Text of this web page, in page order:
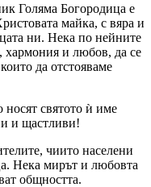
Голяма Богородица е
майка, с вяра и
ни. Нека по нейните
хармония и любов, да се
да отстояваме
святото ѝ име
и щастливи!
чиито населени
Нека мирът и любовта
общността.